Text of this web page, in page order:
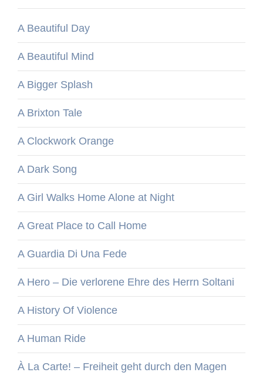
A Beautiful Day
A Beautiful Mind
A Bigger Splash
A Brixton Tale
A Clockwork Orange
A Dark Song
A Girl Walks Home Alone at Night
A Great Place to Call Home
A Guardia Di Una Fede
A Hero – Die verlorene Ehre des Herrn Soltani
A History Of Violence
A Human Ride
À La Carte! – Freiheit geht durch den Magen